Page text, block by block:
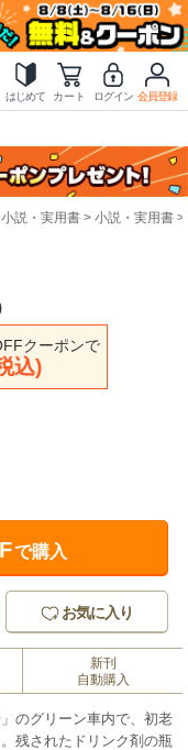
はじめて カート ログイン 会員登録
小説・実用書 小説・実用書
クーポンで
込)
で購入
お気に入り
新刊
自動購入
のグリーン車内で、初老
残されたドリンク剤の瓶